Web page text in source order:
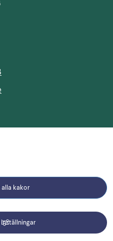
alla kakor
inställningar
Länk till annan webbplats.